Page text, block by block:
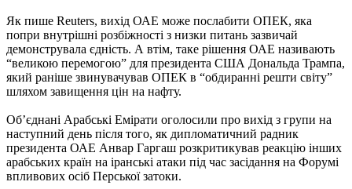
Як пише Reuters, вихід ОАЕ може послабити ОПЕК, яка
попри внутрішні розбіжності з низки питань зазвичай
демонструвала єдність. А втім, таке рішення ОАЕ називають
“великою перемогою” для президента США Дональда Трампа,
який раніше звинувачував ОПЕК в “обдиранні решти світу”
шляхом завищення цін на нафту.
Об’єднані Арабські Емірати оголосили про вихід з групи на
наступний день після того, як дипломатичний радник
президента ОАЕ Анвар Гаргаш розкритикував реакцію інших
арабських країн на іранські атаки під час засідання на Форумі
впливових осіб Перської затоки.